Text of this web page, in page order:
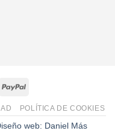
POLÍTICA DE COOKIES
web: Daniel Más